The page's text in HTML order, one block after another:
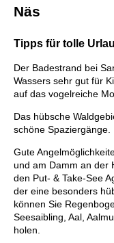
Näs
Tipps für tolle
Der Badestrand bei
Wassers sehr gut für
auf das vogelreiche
Das hübsche
schöne Spaziergänge.
Gute
und am Damm an der
den Put- & Take-See
der eine besonders
können Sie
Seesaibling, Aal,
holen.